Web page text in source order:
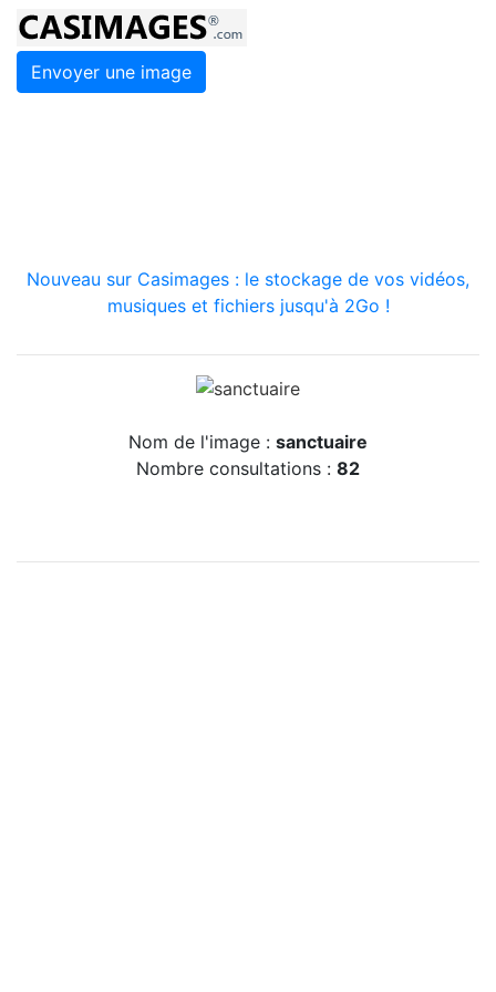
Envoyer une image
Nouveau sur Casimages : le stockage de vos vidéos,
musiques et fichiers jusqu'à 2Go !
Nom de l'image : sanctuaire
Nombre consultations : 82